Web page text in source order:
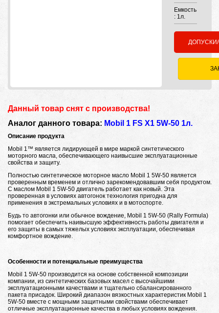
Емкость
: 1л.
Данный товар снят с производства!
Аналог данного товара: Mobil 1 FS X1 5W-50 1л.
Описание продукта
Mobil 1™ является лидирующей в мире маркой синтетического
моторного масла, обеспечивающего наивысшие эксплуатационные
свойства и защиту.
Полностью синтетическое моторное масло Mobil 1 5W-50 является
проверенным временем и отлично зарекомендовавшим себя продуктом.
С маслом Mobil 1 5W-50 двигатель работает как новый. Эта
проверенная в условиях автогонок технология пригодна для
применения в экстремальных условиях и в мотоспорте.
Будь то автогонки или обычное вождение, Mobil 1 5W-50 (Rally Formula)
помогает обеспечить наивысшую эффективность работы двигателя и
его защиты в самых тяжелых условиях эксплуатации, обеспечивая
комфортное вождение.
Особенности и потенциальные преимущества
Mobil 1 5W-50 производится на основе собственной композиции
компании, из синтетических базовых масел с высочайшими
эксплуатационными качествами и тщательно сбалансированного
пакета присадок. Широкий диапазон вязкостных характеристик Mobil 1
5W-50 вместе с мощными защитными свойствами обеспечивает
отличные эксплуатационные качества в любых условиях вождения.